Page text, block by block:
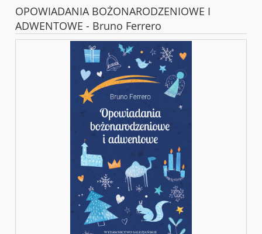
OPOWIADANIA BOŻONARODZENIOWE I
ADWENTOWE - Bruno Ferrero